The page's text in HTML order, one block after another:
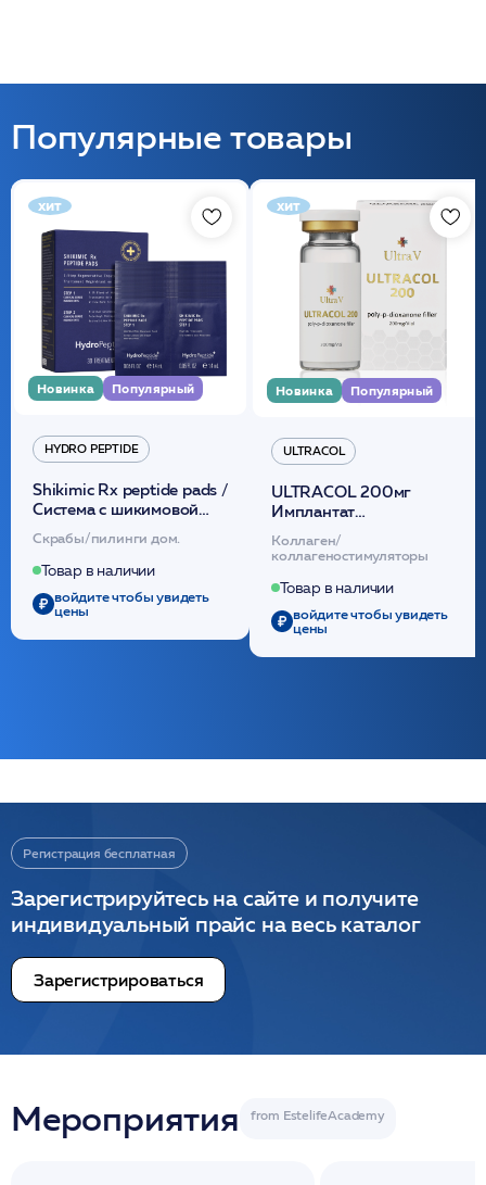
Популярные товары
хит
Новинка Популярный
HYDRO PEPTIDE
Shikimic Rx peptide pads /
Cистема с шикимовой
кислотой обновляющая
(30шт) /HP
Скрабы/пилинги дом.
Товар в наличии
войдите чтобы увидеть
цены
хит
Новинка Популярный
ULTRACOL
ULTRACOL 200мг
Имплантат
внутридермальный,
стерильный на основе
полидиоксанона
/ULTRACOL
Коллаген/
коллагеностимуляторы
Товар в наличии
войдите чтобы увидеть
цены
Регистрация бесплатная
Зарегистрируйтесь на сайте и получите
индивидуальный прайс на весь каталог
Зарегистрироваться
Мероприятия